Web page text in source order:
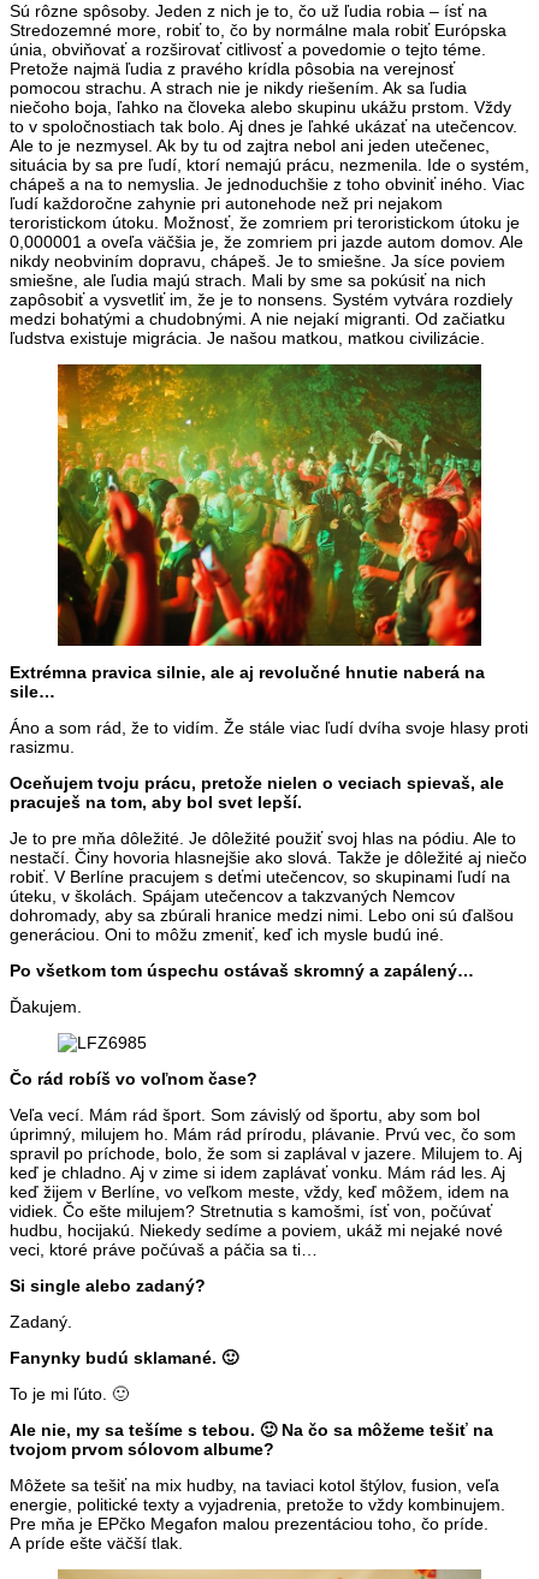
Sú rôzne spôsoby. Jeden z nich je to, čo už ľudia robia – ísť na
Stredozemné more, robiť to, čo by normálne mala robiť Európska
únia, obviňovať a rozširovať citlivosť a povedomie o tejto téme.
Pretože najmä ľudia z pravého krídla pôsobia na verejnosť
pomocou strachu. A strach nie je nikdy riešením. Ak sa ľudia
niečoho boja, ľahko na človeka alebo skupinu ukážu prstom. Vždy
to v spoločnostiach tak bolo. Aj dnes je ľahké ukázať na utečencov.
Ale to je nezmysel. Ak by tu od zajtra nebol ani jeden utečenec,
situácia by sa pre ľudí, ktorí nemajú prácu, nezmenila. Ide o systém,
chápeš a na to nemyslia. Je jednoduchšie z toho obviniť iného. Viac
ľudí každoročne zahynie pri autonehode než pri nejakom
teroristickom útoku. Možnosť, že zomriem pri teroristickom útoku je
0,000001 a oveľa väčšia je, že zomriem pri jazde autom domov. Ale
nikdy neobviním dopravu, chápeš. Je to smiešne. Ja síce poviem
smiešne, ale ľudia majú strach. Mali by sme sa pokúsiť na nich
zapôsobiť a vysvetliť im, že je to nonsens. Systém vytvára rozdiely
medzi bohatými a chudobnými. A nie nejakí migranti. Od začiatku
ľudstva existuje migrácia. Je našou matkou, matkou civilizácie.
Extrémna pravica silnie, ale aj revolučné hnutie naberá na
sile…
Áno a som rád, že to vidím. Že stále viac ľudí dvíha svoje hlasy proti
rasizmu.
Oceňujem tvoju prácu, pretože nielen o veciach spievaš, ale
pracuješ na tom, aby bol svet lepší.
Je to pre mňa dôležité. Je dôležité použiť svoj hlas na pódiu. Ale to
nestačí. Činy hovoria hlasnejšie ako slová. Takže je dôležité aj niečo
robiť. V Berlíne pracujem s deťmi utečencov, so skupinami ľudí na
úteku, v školách. Spájam utečencov a takzvaných Nemcov
dohromady, aby sa zbúrali hranice medzi nimi. Lebo oni sú ďalšou
generáciou. Oni to môžu zmeniť, keď ich mysle budú iné.
Po všetkom tom úspechu ostávaš skromný a zapálený…
Ďakujem.
Čo rád robíš vo voľnom čase?
Veľa vecí. Mám rád šport. Som závislý od športu, aby som bol
úprimný, milujem ho. Mám rád prírodu, plávanie. Prvú vec, čo som
spravil po príchode, bolo, že som si zaplával v jazere. Milujem to. Aj
keď je chladno. Aj v zime si idem zaplávať vonku. Mám rád les. Aj
keď žijem v Berlíne, vo veľkom meste, vždy, keď môžem, idem na
vidiek. Čo ešte milujem? Stretnutia s kamošmi, ísť von, počúvať
hudbu, hocijakú. Niekedy sedíme a poviem, ukáž mi nejaké nové
veci, ktoré práve počúvaš a páčia sa ti…
Si single alebo zadaný?
Zadaný.
Fanynky budú sklamané. 🙂
To je mi ľúto. 🙂
Ale nie, my sa tešíme s tebou. 🙂 Na čo sa môžeme tešiť na
tvojom prvom sólovom albume?
Môžete sa tešiť na mix hudby, na taviaci kotol štýlov, fusion, veľa
energie, politické texty a vyjadrenia, pretože to vždy kombinujem.
Pre mňa je EPčko Megafon malou prezentáciou toho, čo príde.
A príde ešte väčší tlak.